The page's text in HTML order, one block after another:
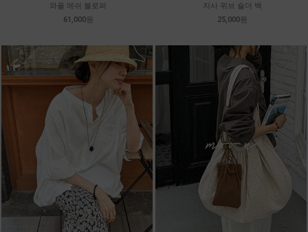
와플 메쉬 블로퍼
61,000원
지사 위브 숄더 백
25,000원